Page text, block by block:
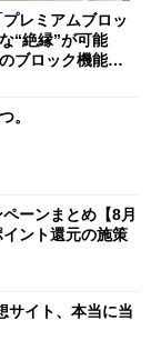
レミアムブロッ
“絶縁”が可能
ブロック機能と
。
ーンまとめ【8月
ント還元の施策
サイト、本当に当